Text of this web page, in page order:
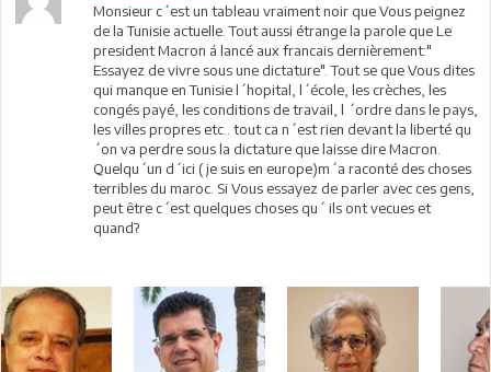
Monsieur c´est un tableau vraiment noir que Vous peignez
de la Tunisie actuelle. Tout aussi étrange la parole que Le
president Macron á lancé aux francais dernièrement:"
Essayez de vivre sous une dictature". Tout se que Vous dites
qui manque en Tunisie l´hopital, l´école, les crèches, les
congés payé, les conditions de travail, l ´ordre dans le pays,
les villes propres etc.. tout ca n´est rien devant la liberté qu
´on va perdre sous la dictature que laisse dire Macron.
Quelqu´un d´ici ( je suis en europe)m´a raconté des choses
terribles du maroc. Si Vous essayez de parler avec ces gens,
peut être c´est quelques choses qu´ ils ont vecues et
quand?